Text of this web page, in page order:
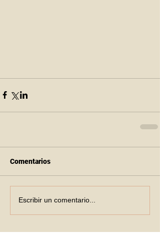
Comentarios
Escribir un comentario...